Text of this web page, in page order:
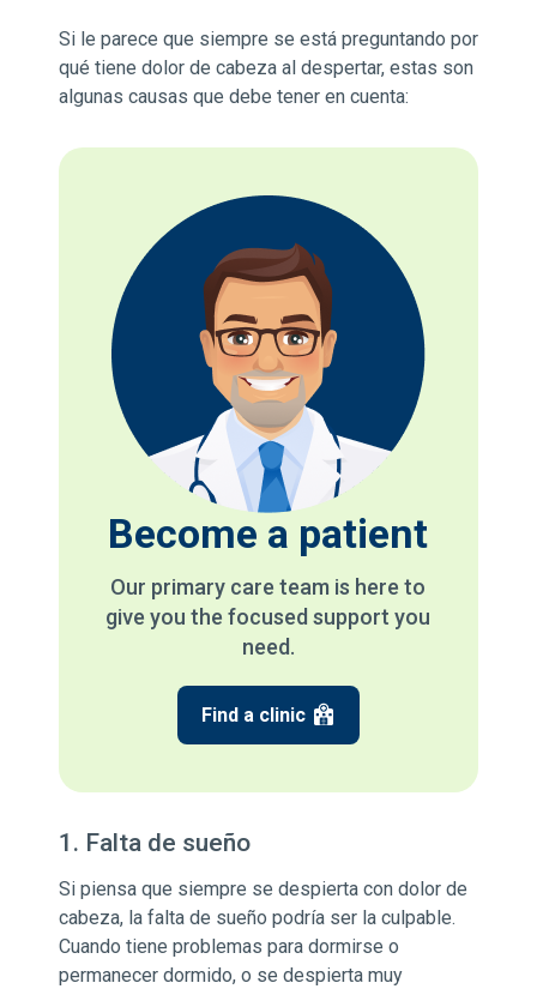
Si le parece que siempre se está preguntando por
qué tiene dolor de cabeza al despertar, estas son
algunas causas que debe tener en cuenta:
Become a patient
Our primary care team is here to
give you the focused support you
need.
Find a clinic
1. Falta de sueño
Si piensa que siempre se despierta con dolor de
cabeza, la falta de sueño podría ser la culpable.
Cuando tiene problemas para dormirse o
permanecer dormido, o se despierta muy